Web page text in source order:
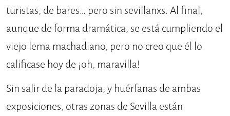
turistas, de bares… pero sin sevillanxs. Al final,
aunque de forma dramática, se está cumpliendo el
viejo lema machadiano, pero no creo que él lo
calificase hoy de ¡oh, maravilla!
Sin salir de la paradoja, y huérfanas de ambas
exposiciones, otras zonas de Sevilla están